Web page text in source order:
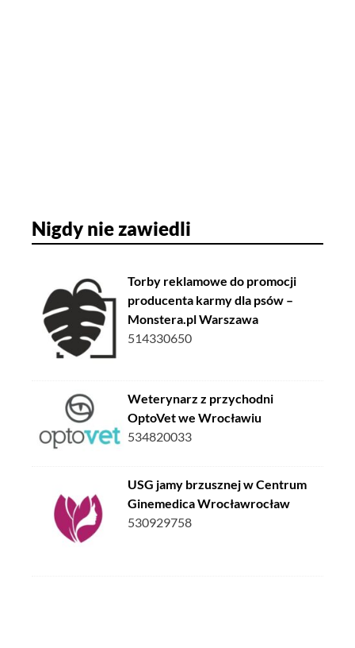
Nigdy nie zawiedli
Torby reklamowe do promocji
producenta karmy dla psów –
Monstera.pl Warszawa
514330650
Weterynarz z przychodni
OptoVet we Wrocławiu
534820033
USG jamy brzusznej w Centrum
Ginemedica Wrocławrocław
530929758